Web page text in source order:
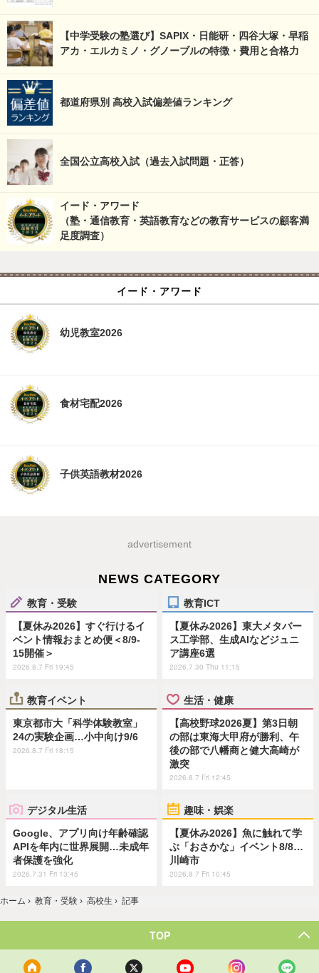
【中学受験の塾選び】SAPIX・日能研・四谷大塚・早稲
アカ・エルカミノ・グノーブルの特徴・費用と合格力
都道府県別 高校入試偏差値ランキング
全国公立高校入試（過去入試問題・正答）
イード・アワード
（塾・通信教育・英語教育などの教育サービスの顧客満
足度調査）
イード・アワード
幼児教室2026
食材宅配2026
子供英語教材2026
advertisement
NEWS CATEGORY
教育・受験
【夏休み2026】すぐ行けるイ
ベント情報おまとめ便＜8/9-
15開催＞
2026.8.7 Fri 19:45
教育ICT
【夏休み2026】東大メタバー
ス工学部、生成AIなどジュニ
ア講座6選
2026.7.30 Thu 11:15
教育イベント
東京都市大「科学体験教室」
24の実験企画…小中向け9/6
2026.8.7 Fri 18:15
生活・健康
【高校野球2026夏】第3日朝
の部は東海大甲府が勝利、午
後の部で八幡商と健大高崎が
激突
2026.8.7 Fri 12:45
デジタル生活
Google、アプリ向け年齢確認
APIを年内に世界展開…未成年
者保護を強化
2026.7.31 Fri 13:45
趣味・娯楽
【夏休み2026】魚に触れて学
ぶ「おさかな」イベント8/8…
川崎市
2026.8.7 Fri 10:45
ホーム › 教育・受験 › 高校生 › 記事
TOP